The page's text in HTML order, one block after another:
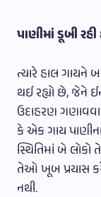
પાણીમાં ડૂબી
ત્યારે હાલ ગાયને
થઈ રહ્યો છે, જેને
ઉદાહરણ
કે એક ગાય
સ્થિતિમાં બે લોકો
તેઓ ખૂબ પ્રયાસ
નથી.